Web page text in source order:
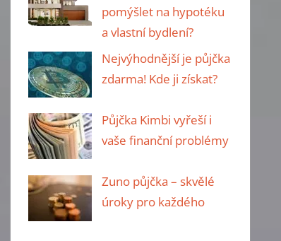
pomýšlet na hypotéku
a vlastní bydlení?
Nejvýhodnější je půjčka
zdarma! Kde ji získat?
Půjčka Kimbi vyřeší i
vaše finanční problémy
Zuno půjčka – skvělé
úroky pro každého